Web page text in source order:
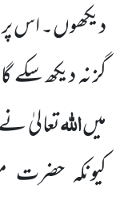
دیکھوں۔ اس پر
گز نہ دیکھ سکے
میںاللہتعالیٰ
کیونکہ